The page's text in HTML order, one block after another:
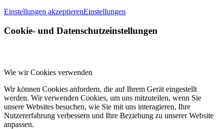
Einstellungen akzeptierenEinstellungen
Cookie- und Datenschutzeinstellungen
Wie wir Cookies verwenden
Wir können Cookies anfordern, die auf Ihrem Gerät eingestellt
werden. Wir verwenden Cookies, um uns mitzuteilen, wenn Sie
unsere Websites besuchen, wie Sie mit uns interagieren, Ihre
Nutzererfahrung verbessern und Ihre Beziehung zu unserer Website
anpassen.